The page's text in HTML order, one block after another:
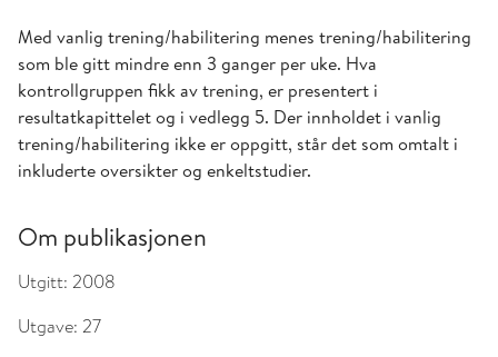
Med vanlig trening/habilitering menes trening/habilitering
som ble gitt mindre enn 3 ganger per uke. Hva
kontrollgruppen fikk av trening, er presentert i
resultatkapittelet og i vedlegg 5. Der innholdet i vanlig
trening/habilitering ikke er oppgitt, står det som omtalt i
inkluderte oversikter og enkeltstudier.
Om publikasjonen
Utgitt: 2008
Utgave: 27